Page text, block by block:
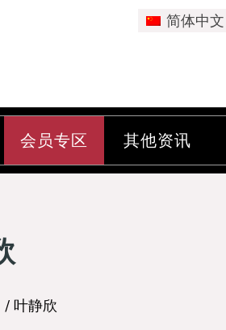
简体中文
会员专区 其他资讯
/ 叶静欣